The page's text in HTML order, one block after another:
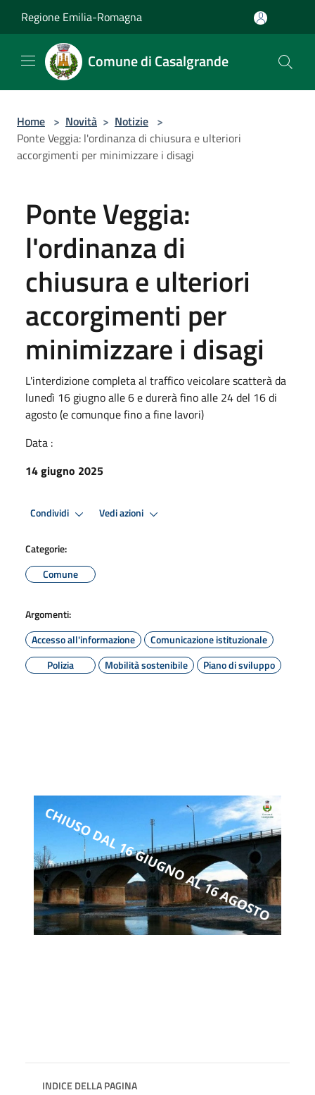
Regione Emilia-Romagna
Comune di Casalgrande
Home > Novità > Notizie >
Ponte Veggia: l'ordinanza di chiusura e ulteriori
accorgimenti per minimizzare i disagi
Ponte Veggia:
l'ordinanza di
chiusura e ulteriori
accorgimenti per
minimizzare i disagi
L'interdizione completa al traffico veicolare scatterà da
lunedì 16 giugno alle 6 e durerà fino alle 24 del 16 di
agosto (e comunque fino a fine lavori)
Data :
14 giugno 2025
Condividi Vedi azioni
Categorie:
Comune
Argomenti:
Accesso all'informazione
Comunicazione istituzionale
Polizia
Mobilità sostenibile Piano di sviluppo
INDICE DELLA PAGINA